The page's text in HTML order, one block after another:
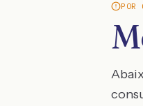
POR